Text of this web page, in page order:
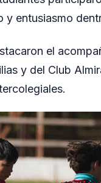
y entusiasmo
el
y del Club